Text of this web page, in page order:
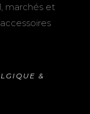
marchés et
&